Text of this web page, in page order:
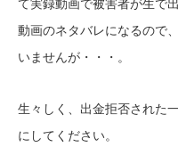
て実録動画で被害者が生で
動画のネタバレになるので
いませんが・・・。
生々しく、出金拒否された
にしてください。